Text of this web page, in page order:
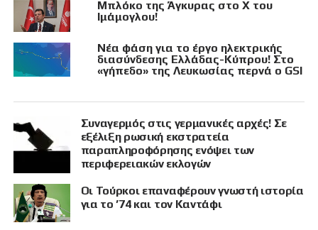
Μπλόκο της Άγκυρας στο X του
Ιμάμογλου!
Νέα φάση για το έργο ηλεκτρικής
διασύνδεσης Ελλάδας-Κύπρου! Στο
«γήπεδο» της Λευκωσίας περνά ο GSI
Συναγερμός στις γερμανικές αρχές! Σε
εξέλιξη ρωσική εκστρατεία
παραπληροφόρησης ενόψει των
περιφερειακών εκλογών
Οι Τούρκοι επαναφέρουν γνωστή ιστορία
για το ’74 και τον Καντάφι